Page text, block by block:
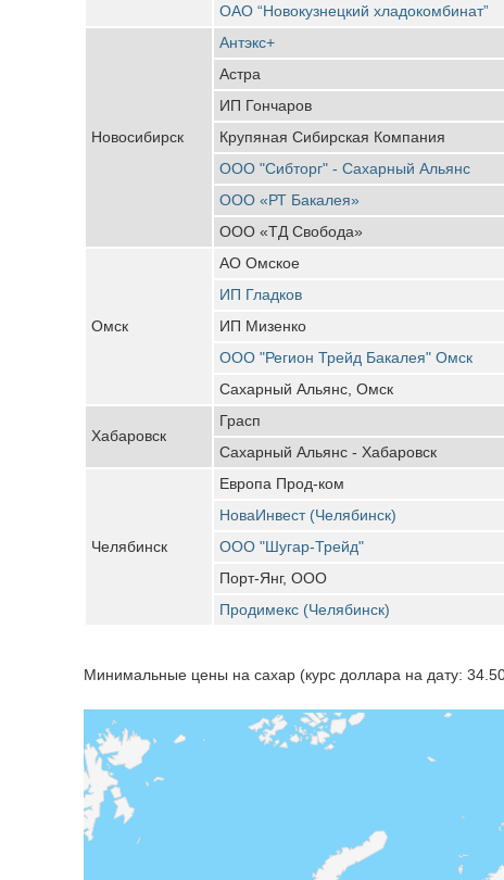
ОАО “Новокузнецкий хладокомбинат”
Новосибирск
Антэкс+
Астра
ИП Гончаров
Крупяная Сибирская Компания
ООО "Сибторг" - Сахарный Альянс
ООО «РТ Бакалея»
ООО «ТД Свобода»
Омск
АО Омское
ИП Гладков
ИП Мизенко
ООО "Регион Трейд Бакалея" Омск
Сахарный Альянс, Омск
Хабаровск
Грасп
Сахарный Альянс - Хабаровск
Челябинск
Европа Прод-ком
НоваИнвест (Челябинск)
ООО "Шугар-Трейд"
Порт-Янг, ООО
Продимекс (Челябинск)
Минимальные цены на сахар (курс доллара на дату: